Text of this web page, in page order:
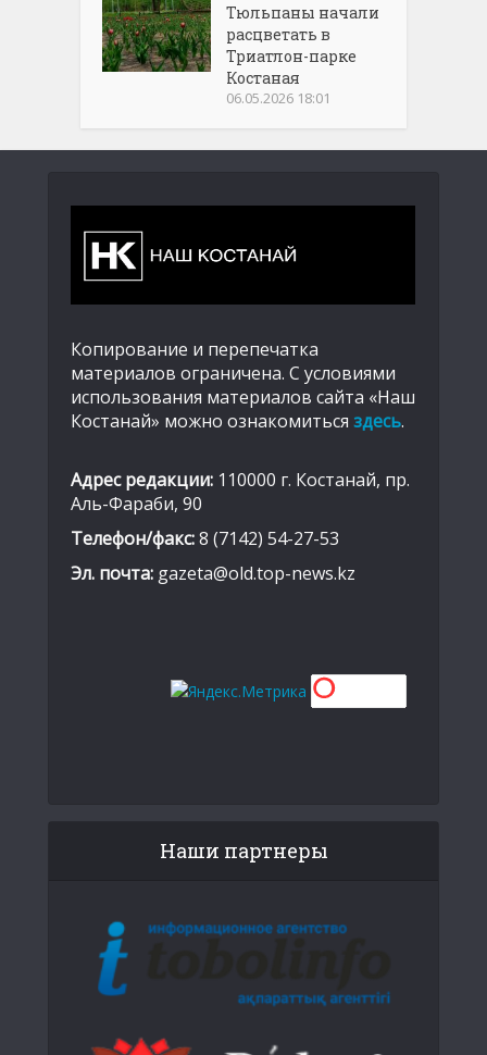
Тюльпаны начали
расцветать в
Триатлон-парке
Костаная
06.05.2026 18:01
Копирование и перепечатка
материалов ограничена. С условиями
использования материалов сайта «Наш
Костанай» можно ознакомиться здесь.
Адрес редакции: 110000 г. Костанай, пр.
Аль-Фараби, 90
Телефон/факс:8 (7142) 54-27-53
Эл. почта: gazeta@old.top-news.kz
Наши партнеры